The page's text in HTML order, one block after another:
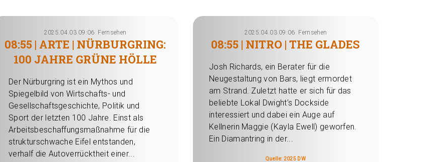
2025.04.03 09:06 Fernsehen
08:55 | ARTE | NÜRBURGRING:
100 JAHRE GRÜNE HÖLLE
Der Nürburgring ist ein Mythos und
Spiegelbild von Wirtschafts- und
Gesellschaftsgeschichte, Politik und
Sport der letzten 100 Jahre. Einst als
Arbeitsbeschaffungsmaßnahme für die
strukturschwache Eifel entstanden,
verhalf die Autoverrücktheit einer...
2025.04.03 09:06 Fernsehen
08:55 | NITRO | THE GLADES
Josh Richards, ein Berater für die
Neugestaltung von Bars, liegt ermordet
am Strand. Zuletzt hatte er sich für das
beliebte Lokal Dwight’s Dockside
interessiert und dabei ein Auge auf
Kellnerin Maggie (Kayla Ewell) geworfen.
Ein Diamantring in der...
Quelle: 2025 DW